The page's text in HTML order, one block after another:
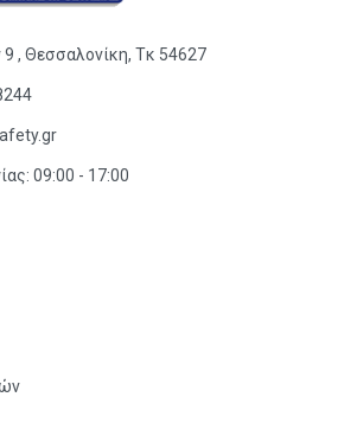
, Θεσσαλονίκη, Τκ 54627
09:00 - 17:00